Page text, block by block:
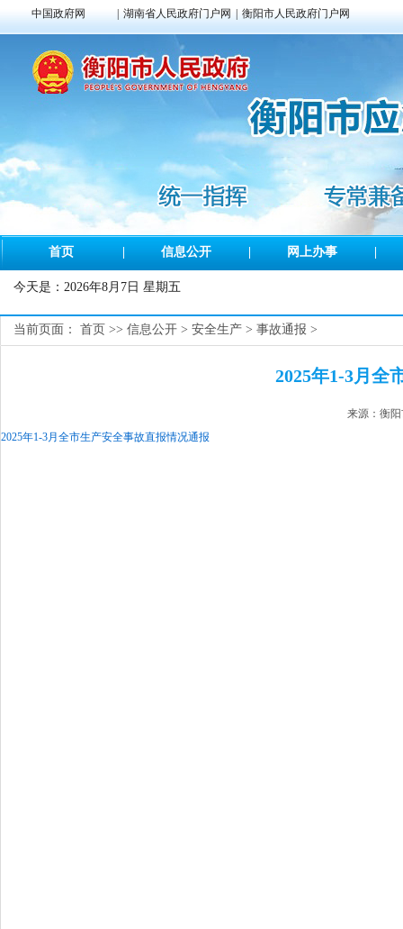
中国政府网 湖南省人民政府门户网 衡阳市人民政府门户网
首页 信息公开 网上办事
今天是： 2026年8月7日 星期五
当前页面： 首页 >> 信息公开 > 安全生产 > 事故通报 >
2025年1-3月全
来源：衡
2025年1-3月全市生产安全事故直报情况通报